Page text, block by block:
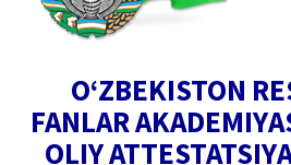
O‘ZBEKISTON
FANLAR
OLIY